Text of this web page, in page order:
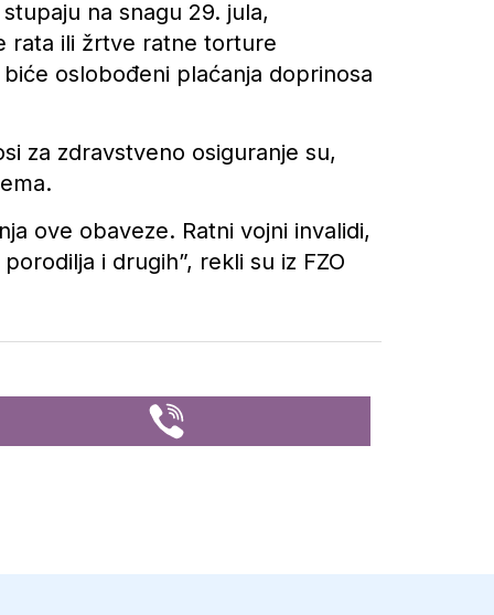
na snagu 29. jula,
rata ili žrtve ratne torture
oslobođeni plaćanja doprinosa
za zdravstveno osiguranje su,
ove obaveze. Ratni vojni invalidi,
i drugih”, rekli su iz FZO